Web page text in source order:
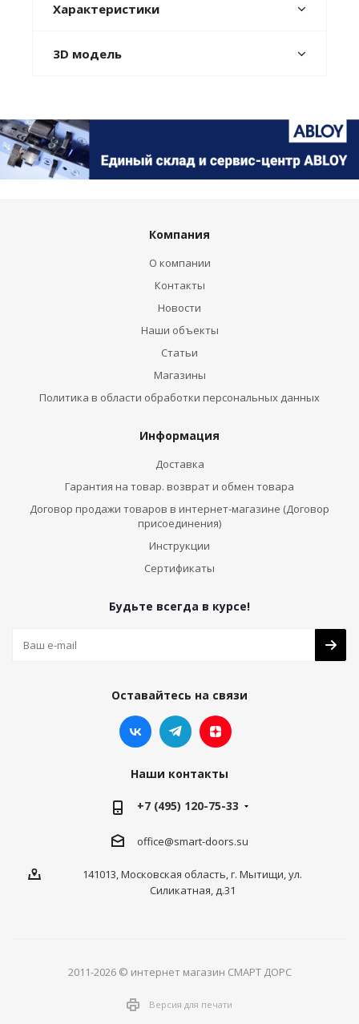
Характеристики
3D модель
Компания
О компании
Контакты
Новости
Наши объекты
Статьи
Магазины
Политика в области обработки персональных данных
Информация
Доставка
Гарантия на товар. возврат и обмен товара
Договор продажи товаров в интернет-магазине (Договор
присоединения)
Инструкции
Сертификаты
Будьте всегда в курсе!
Оставайтесь на связи
Наши контакты
+7 (495) 120-75-33
office@smart-doors.su
141013, Московская область, г. Мытищи, ул.
Силикатная, д.31
2011-2026 © интернет магазин СМАРТ ДОРС
Версия для печати